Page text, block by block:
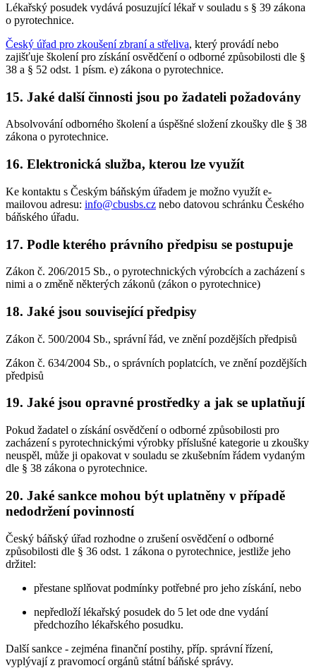
Lékařský posudek vydává posuzující lékař v souladu s § 39 zákona
o pyrotechnice.
Český úřad pro zkoušení zbraní a střeliva, který provádí nebo
zajišťuje školení pro získání osvědčení o odborné způsobilosti dle §
38 a § 52 odst. 1 písm. e) zákona o pyrotechnice.
15. Jaké další činnosti jsou po žadateli požadovány
Absolvování odborného školení a úspěšné složení zkoušky dle § 38
zákona o pyrotechnice.
16. Elektronická služba, kterou lze využít
Ke kontaktu s Českým báňským úřadem je možno využít e-
mailovou adresu: info@cbusbs.cz nebo datovou schránku Českého
báňského úřadu.
17. Podle kterého právního předpisu se postupuje
Zákon č. 206/2015 Sb., o pyrotechnických výrobcích a zacházení s
nimi a o změně některých zákonů (zákon o pyrotechnice)
18. Jaké jsou související předpisy
Zákon č. 500/2004 Sb., správní řád, ve znění pozdějších předpisů
Zákon č. 634/2004 Sb., o správních poplatcích, ve znění pozdějších
předpisů
19. Jaké jsou opravné prostředky a jak se uplatňují
Pokud žadatel o získání osvědčení o odborné způsobilosti pro
zacházení s pyrotechnickými výrobky příslušné kategorie u zkoušky
neuspěl, může ji opakovat v souladu se zkušebním řádem vydaným
dle § 38 zákona o pyrotechnice.
20. Jaké sankce mohou být uplatněny v případě
nedodržení povinností
Český báňský úřad rozhodne o zrušení osvědčení o odborné
způsobilosti dle § 36 odst. 1 zákona o pyrotechnice, jestliže jeho
držitel:
přestane splňovat podmínky potřebné pro jeho získání, nebo
nepředloží lékařský posudek do 5 let ode dne vydání
předchozího lékařského posudku.
Další sankce - zejména finanční postihy, příp. správní řízení,
vyplývají z pravomocí orgánů státní báňské správy.